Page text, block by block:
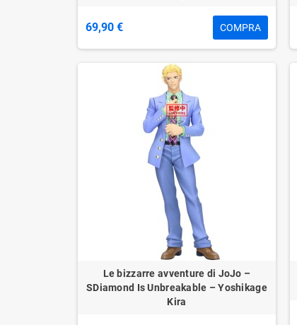
69,90 € COMPRA
Le bizzarre avventure di JoJo –
SDiamond Is Unbreakable – Yoshikage
Kira